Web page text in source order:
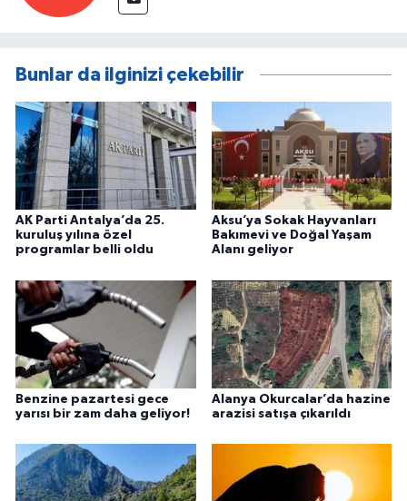
Bunlar da ilginizi çekebilir
AK Parti Antalya’da 25.
kuruluş yılına özel
programlar belli oldu
Aksu’ya Sokak Hayvanları
Bakımevi ve Doğal Yaşam
Alanı geliyor
Benzine pazartesi gece
yarısı bir zam daha geliyor!
Alanya Okurcalar’da hazine
arazisi satışa çıkarıldı